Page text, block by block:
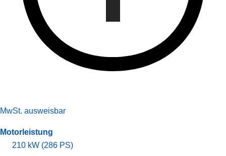
MwSt. ausweisbar
Motorleistung
210 kW (286 PS)